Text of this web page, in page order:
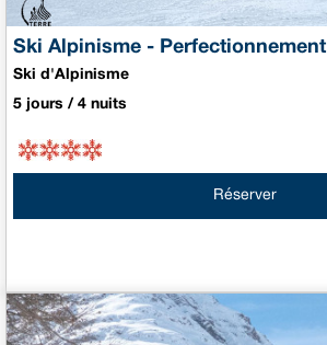
Ski Alpinisme - Perfectionnement
Ski d'Alpinisme
5 jours / 4 nuits
Réserver